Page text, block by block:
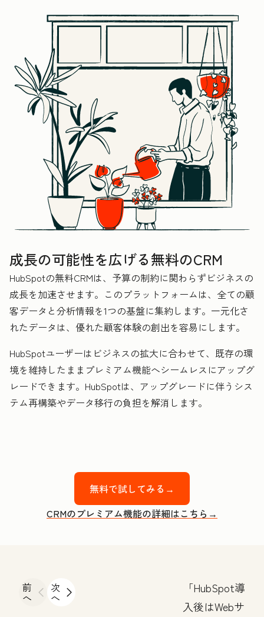
成長の可能性を広げる無料のCRM
HubSpotの無料CRMは、予算の制約に関わらずビジネスの
成長を加速させます。このプラットフォームは、全ての顧
客データと分析情報を1つの基盤に集約します。一元化さ
れたデータは、優れた顧客体験の創出を容易にします。
HubSpotユーザーはビジネスの拡大に合わせて、既存の環
境を維持したままプレミアム機能へシームレスにアップグ
レードできます。HubSpotは、アップグレードに伴うシス
テム再構築やデータ移行の負担を解消します。
無料で試してみる→
CRMのプレミアム機能の詳細はこちら→
前
へ
次
へ
HubSpot導
入後はWebサ